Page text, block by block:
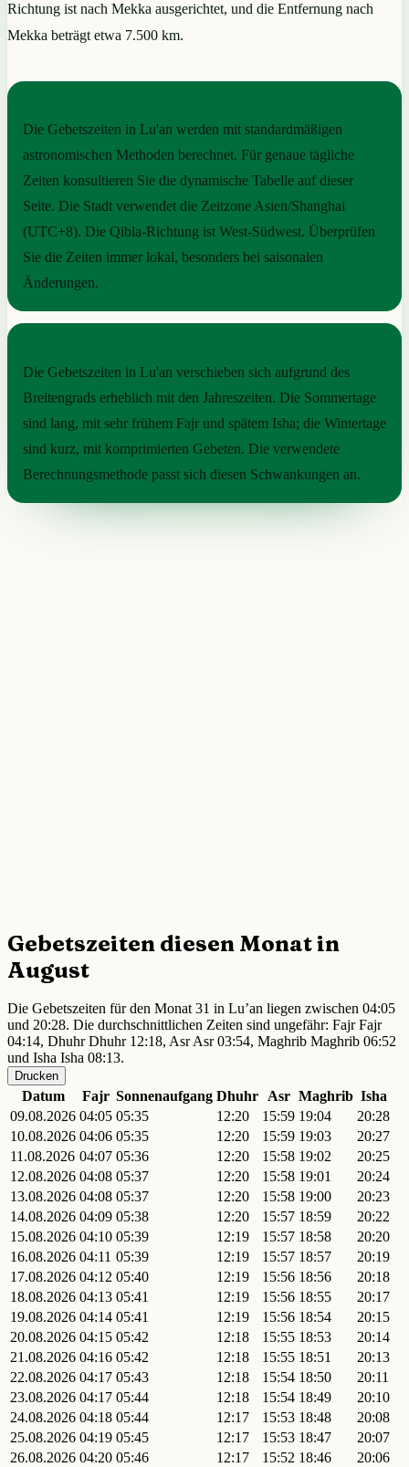
Richtung ist nach Mekka ausgerichtet, und die Entfernung nach
Mekka beträgt etwa 7.500 km.
Die Gebetszeiten in Lu'an werden mit standardmäßigen
astronomischen Methoden berechnet. Für genaue tägliche
Zeiten konsultieren Sie die dynamische Tabelle auf dieser
Seite. Die Stadt verwendet die Zeitzone Asien/Shanghai
(UTC+8). Die Qibla-Richtung ist West-Südwest. Überprüfen
Sie die Zeiten immer lokal, besonders bei saisonalen
Änderungen.
Die Gebetszeiten in Lu'an verschieben sich aufgrund des
Breitengrads erheblich mit den Jahreszeiten. Die Sommertage
sind lang, mit sehr frühem Fajr und spätem Isha; die Wintertage
sind kurz, mit komprimierten Gebeten. Die verwendete
Berechnungsmethode passt sich diesen Schwankungen an.
Gebetszeiten diesen Monat in
August
Die Gebetszeiten für den Monat 31 in Lu’an liegen zwischen 04:05
und 20:28. Die durchschnittlichen Zeiten sind ungefähr: Fajr Fajr
04:14, Dhuhr Dhuhr 12:18, Asr Asr 03:54, Maghrib Maghrib 06:52
und Isha Isha 08:13.
Drucken
Datum Fajr Sonnenaufgang Dhuhr Asr Maghrib Isha
09.08.2026 04:05 05:35 12:20 15:59 19:04
20:28
10.08.2026 04:06 05:35 12:20 15:59 19:03
20:27
11.08.2026 04:07 05:36 12:20 15:58 19:02
20:25
12.08.2026 04:08 05:37 12:20 15:58 19:01
20:24
13.08.2026 04:08 05:37 12:20 15:58 19:00
20:23
14.08.2026 04:09 05:38 12:20 15:57 18:59
20:22
15.08.2026 04:10 05:39 12:19 15:57 18:58
20:20
16.08.2026 04:11 05:39 12:19 15:57 18:57
20:19
17.08.2026 04:12 05:40 12:19 15:56 18:56
20:18
18.08.2026 04:13 05:41 12:19 15:56 18:55
20:17
19.08.2026 04:14 05:41 12:19 15:56 18:54
20:15
20.08.2026 04:15 05:42 12:18 15:55 18:53
20:14
21.08.2026 04:16 05:42 12:18 15:55 18:51
20:13
22.08.2026 04:17 05:43 12:18 15:54 18:50
20:11
23.08.2026 04:17 05:44 12:18 15:54 18:49
20:10
24.08.2026 04:18 05:44 12:17 15:53 18:48
20:08
25.08.2026 04:19 05:45 12:17 15:53 18:47
20:07
26.08.2026 04:20 05:46 12:17 15:52 18:46
20:06